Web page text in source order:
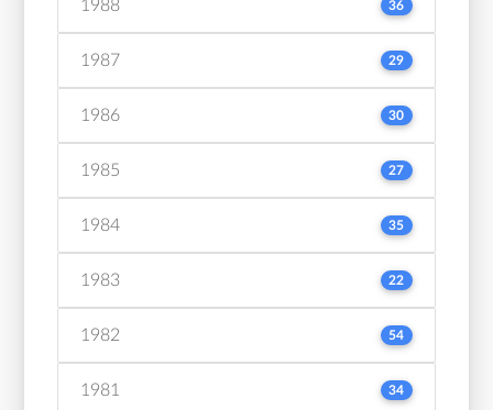
1988 36
1987 29
1986 30
1985 27
1984 35
1983 22
1982 54
1981 34